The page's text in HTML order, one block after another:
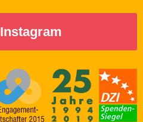
Instagram